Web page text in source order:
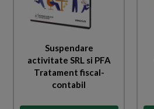
Suspendare
activitate SRL si PFA
Tratament fiscal-
contabil